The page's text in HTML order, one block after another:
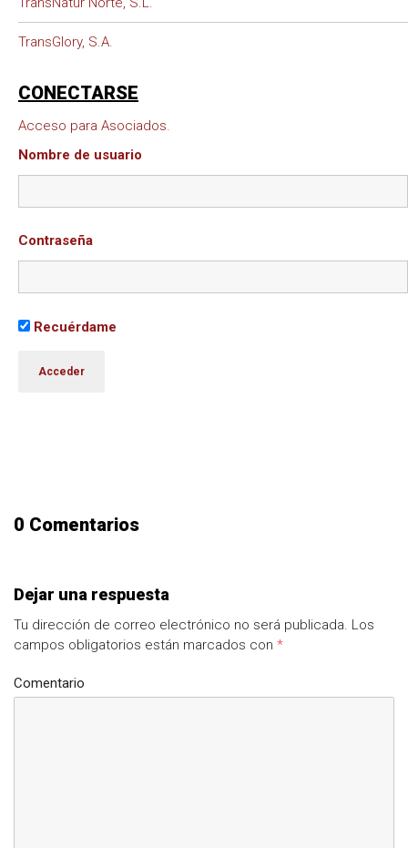
TransGlory, S.A.
CONECTARSE
Acceso para Asociados.
Nombre de usuario
Contraseña
Recuérdame
0 Comentarios
Dejar una respuesta
Tu dirección de correo electrónico no será publicada. Los
campos obligatorios están marcados con *
Comentario